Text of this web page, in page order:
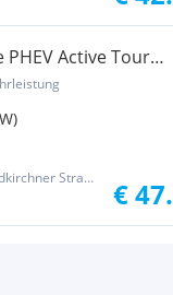
Active Tourer
DENZEL Klagenfurt Feldkirchner Straße
€